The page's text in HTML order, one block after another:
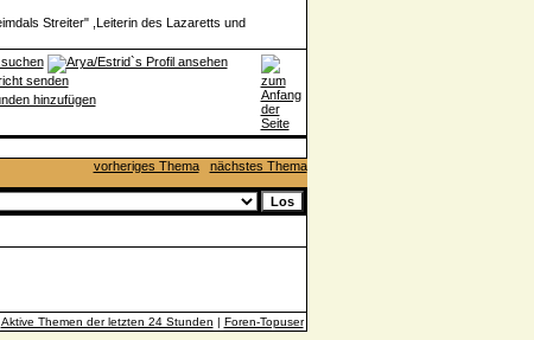
Streiter" ,Leiterin des Lazaretts und
vorheriges Thema nächstes Thema
Aktive Themen der letzten 24 Stunden | Foren-Topuser